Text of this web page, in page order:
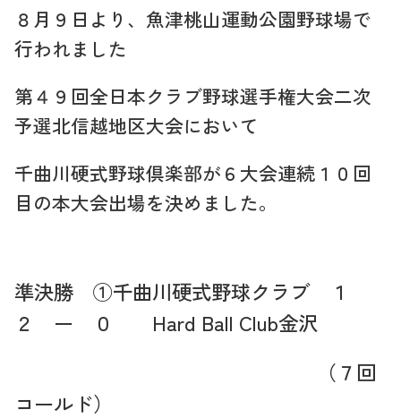
８月９日より、魚津桃山運動公園野球場で
行われました
第４９回全日本クラブ野球選手権大会二次
予選北信越地区大会において
千曲川硬式野球倶楽部が６大会連続１０回
目の本大会出場を決めました。
準決勝 ①千曲川硬式野球クラブ １
２ ー ０ Hard Ball Club金沢
（７回
コールド）